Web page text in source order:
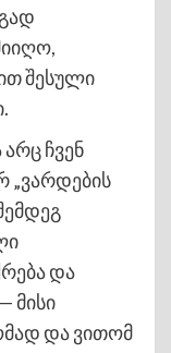
შესული
ჩვენ
„ვარდების
და
მისი
და ვითომ